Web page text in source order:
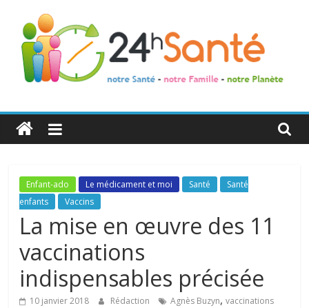
24h
Santé
La
santé
de
toute
famille
Enfant-ado Le médicament et moi Santé
Santé
enfants
Vaccins
La mise en œuvre des 11
vaccinations
indispensables précisée
10 janvier 2018 Rédaction Agnès Buzyn,vaccinations